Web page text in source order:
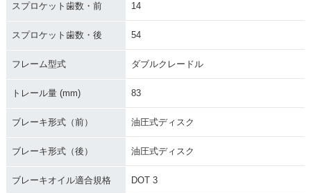
スプロケット歯数・前 14
スプロケット歯数・後 54
フレーム型式 ダブルクレードル
トレール量 (mm) 83
ブレーキ形式（前） 油圧式ディスク
ブレーキ形式（後） 油圧式ディスク
ブレーキオイル適合規格 DOT 3